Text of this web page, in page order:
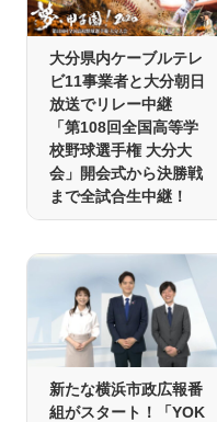
大分県内ケーブルテレ
ビ11事業者と大分朝日
放送でリレー中継
「第108回全国高等学
校野球選手権 大分大
会」開会式から決勝戦
まで全試合生中継！
新たな横浜市政広報番
組がスタート！「YOK